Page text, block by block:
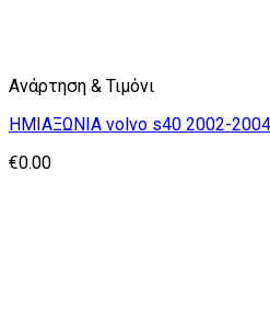
Ανάρτηση & Τιμόνι
ΗΜΙΑΞΩΝΙΑ volvo s40 2002-
€0.00